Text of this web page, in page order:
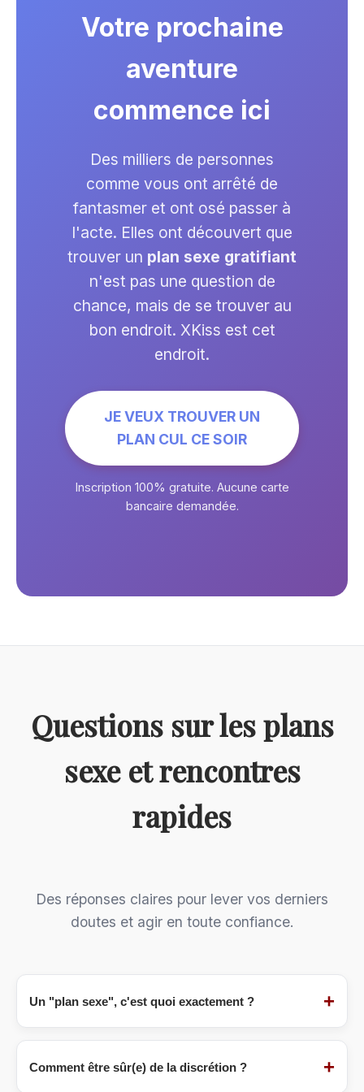
Votre prochaine
aventure
commence ici
Des milliers de personnes
comme vous ont arrêté de
fantasmer et ont osé passer à
l'acte. Elles ont découvert que
trouver un plan sexe gratifiant
n'est pas une question de
chance, mais de se trouver au
bon endroit. XKiss est cet
endroit.
JE VEUX TROUVER UN
PLAN CUL CE SOIR
Inscription 100% gratuite. Aucune carte
bancaire demandée.
Questions sur les plans
sexe et rencontres
rapides
Des réponses claires pour lever vos derniers
doutes et agir en toute confiance.
Un "plan sexe", c'est quoi exactement ? +
Unplan sexe(ou "plan cul") désigne une
rencontre à but purement sexuel, sans
Comment être sûr(e) de la discrétion ? +